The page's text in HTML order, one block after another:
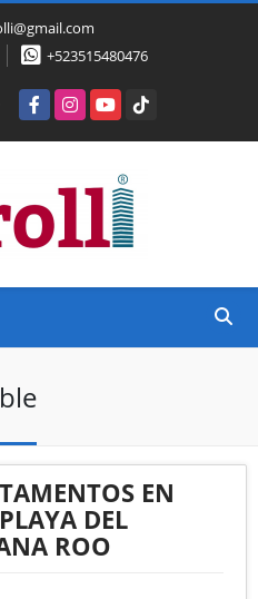
+523515480476
FacebookInstagramYouTubeTikTok
EN
DEL
ROO